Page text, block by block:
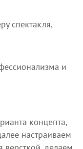
спектакля,
и
концепта,
настраиваем